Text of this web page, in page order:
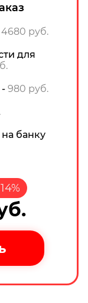
4680 руб.
для
- 980 руб.
банку
14%